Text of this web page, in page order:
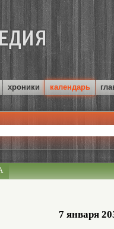
хроники календарь
7 января